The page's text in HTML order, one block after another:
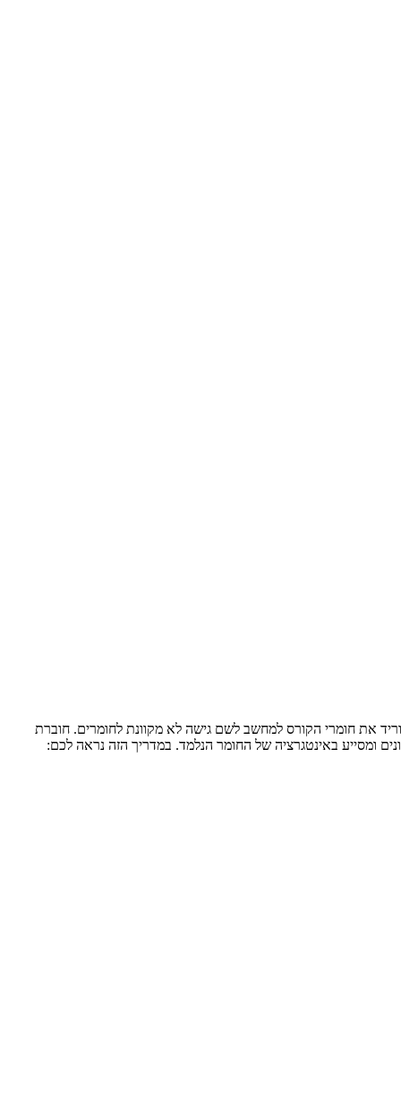
את חומרי הקורס למחשב לשם גישה לא מקוונת לחומרים. חוברת
ומסייע באינטגרציה של החומר הנלמד. במדריך הזה נראה לכם: